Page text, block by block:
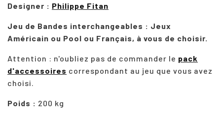
Designer : Philippe Fitan
Jeu de Bandes interchangeables : Jeux
Américain ou Pool ou Français, à vous de choisir.
Attention : n'oubliez pas de commander le pack
d'accessoires correspondant au jeu que vous avez
choisi.
Poids : 200 kg